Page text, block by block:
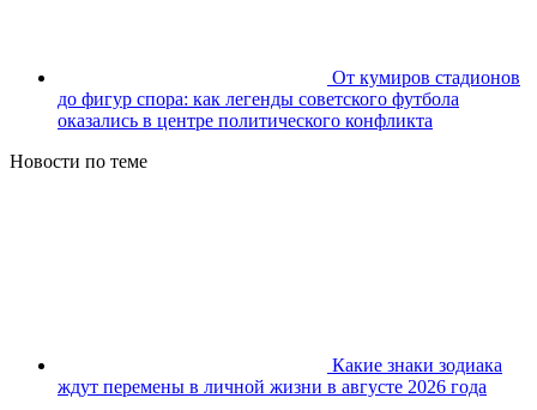
От кумиров стадионов
до фигур спора: как легенды советского футбола
оказались в центре политического конфликта
Новости по теме
Какие знаки зодиака
ждут перемены в личной жизни в августе 2026 года